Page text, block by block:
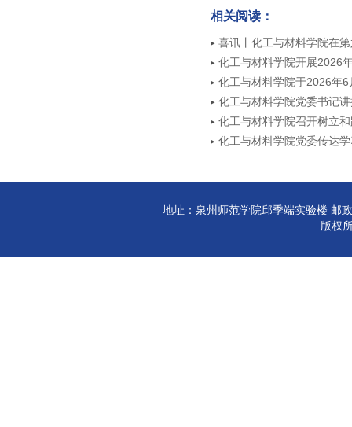
相关阅读：
喜讯丨化工与材料学院在
奖
化工与材料学院开展2026
动
化工与材料学院于2026年
化工与材料学院党委书记
化工与材料学院召开树立
学习中心组学习会
化工与材料学院党委传达
地址：泉州师范学院邱季端实验楼 邮
版权